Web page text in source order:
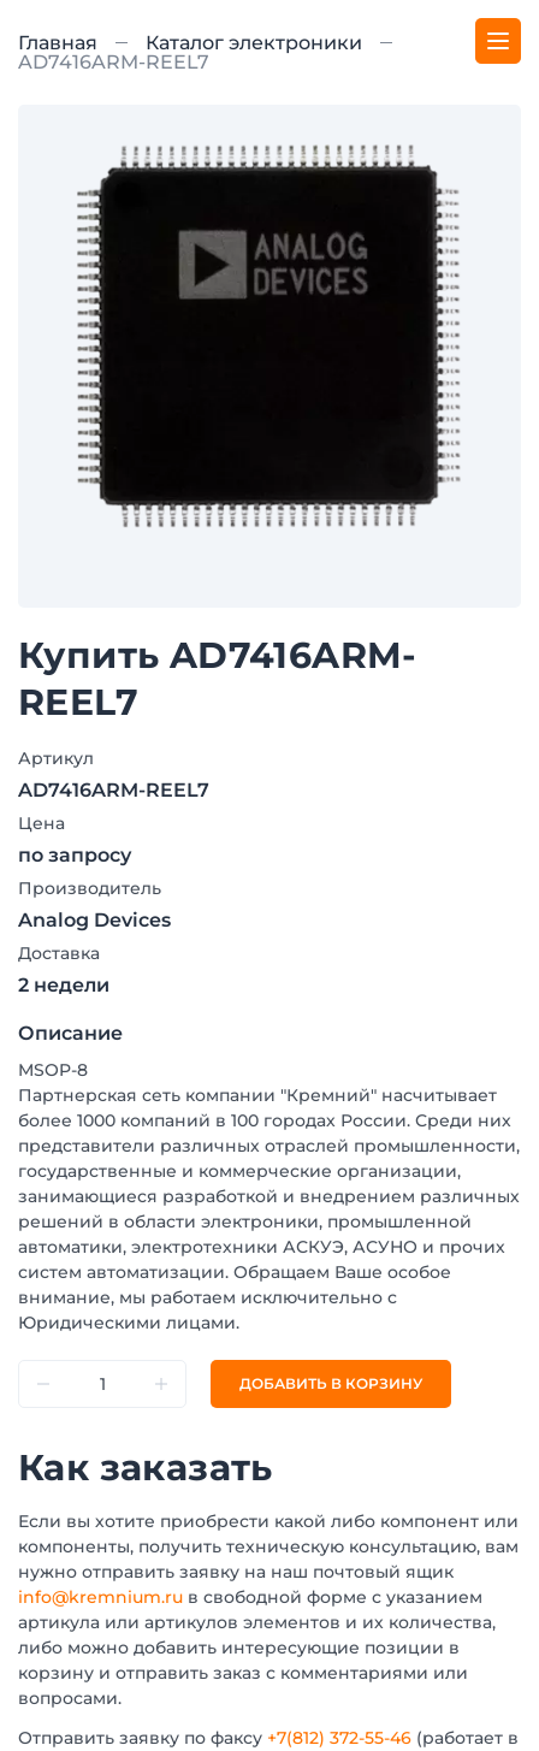
Главная
Каталог электроники
AD7416ARM-REEL7
Купить AD7416ARM-
REEL7
Артикул
AD7416ARM-REEL7
Цена
по запросу
Производитель
Analog Devices
Доставка
2 недели
Описание
MSOP-8
Партнерская сеть компании "Кремний" насчитывает
более 1000 компаний в 100 городах России. Среди них
представители различных отраслей промышленности,
государственные и коммерческие организации,
занимающиеся разработкой и внедрением различных
решений в области электроники, промышленной
автоматики, электротехники АСКУЭ, АСУНО и прочих
систем автоматизации. Обращаем Ваше особое
внимание, мы работаем исключительно с
Юридическими лицами.
ДОБАВИТЬ В КОРЗИНУ
Как заказать
Если вы хотите приобрести какой либо компонент или
компоненты, получить техническую консультацию, вам
нужно отправить заявку на наш почтовый ящик
info@kremnium.ru в свободной форме с указанием
артикула или артикулов элементов и их количества,
либо можно добавить интересующие позиции в
корзину и отправить заказ с комментариями или
вопросами.
Отправить заявку по факсу +7(812) 372-55-46 (работает в